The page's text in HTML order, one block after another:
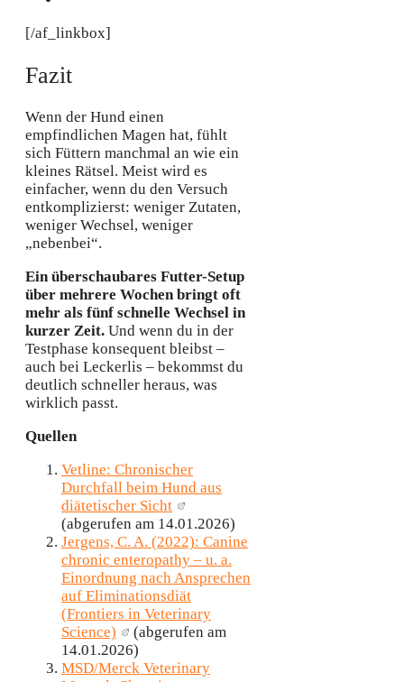
[/af_linkbox]
Fazit
Wenn der Hund einen
empfindlichen Magen hat, fühlt
sich Füttern manchmal an wie ein
kleines Rätsel. Meist wird es
einfacher, wenn du den Versuch
entkomplizierst: weniger Zutaten,
weniger Wechsel, weniger
„nebenbei“.
Ein überschaubares Futter-Setup
über mehrere Wochen bringt oft
mehr als fünf schnelle Wechsel in
kurzer Zeit. Und wenn du in der
Testphase konsequent bleibst –
auch bei Leckerlis – bekommst du
deutlich schneller heraus, was
wirklich passt.
Quellen
Vetline: Chronischer
Durchfall beim Hund aus
diätetischer Sicht
(abgerufen am 14.01.2026)
Jergens, C. A. (2022): Canine
chronic enteropathy – u. a.
Einordnung nach Ansprechen
auf Eliminationsdiät
(Frontiers in Veterinary
Science)
(abgerufen am
14.01.2026)
MSD/Merck Veterinary